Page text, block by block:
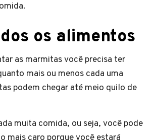
os alimentos
as marmitas você precisa ter
mais ou menos cada uma
podem chegar até meio quilo de
muita comida, ou seja, você pode